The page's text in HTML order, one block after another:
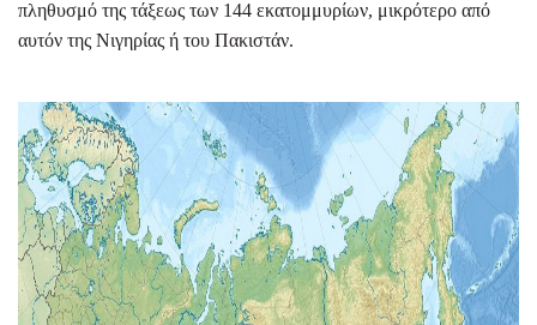
πληθυσμό της τάξεως των 144 εκατομμυρίων, μικρότερο από
αυτόν της Νιγηρίας ή του Πακιστάν.